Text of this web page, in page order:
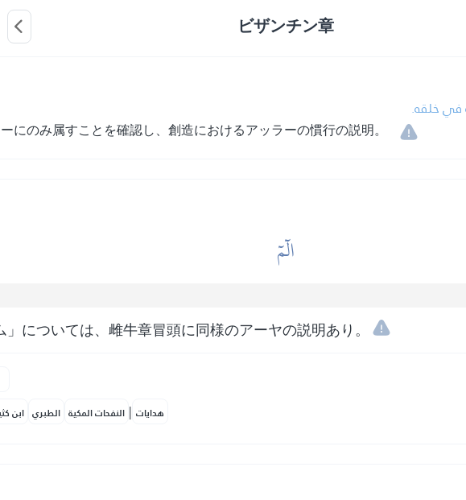
ビザンチン章
في خلقه.
にのみ属すことを確認し、創造におけるアッラーの慣行の説明。
الٓمٓ
」については、雌牛章冒頭に同様のアーヤの説明あり。
ابن الطبري النفحات المكية | هدايات